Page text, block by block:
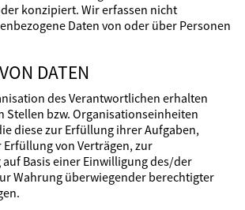
konzipiert. Wir erfassen nicht
Daten von oder über Personen
DATEN
des Verantwortlichen erhalten
Stellen bzw. Organisationseinheiten
diese zur Erfüllung ihrer Aufgaben,
von Verträgen, zur
Basis einer Einwilligung des/der
Wahrung überwiegender berechtigter